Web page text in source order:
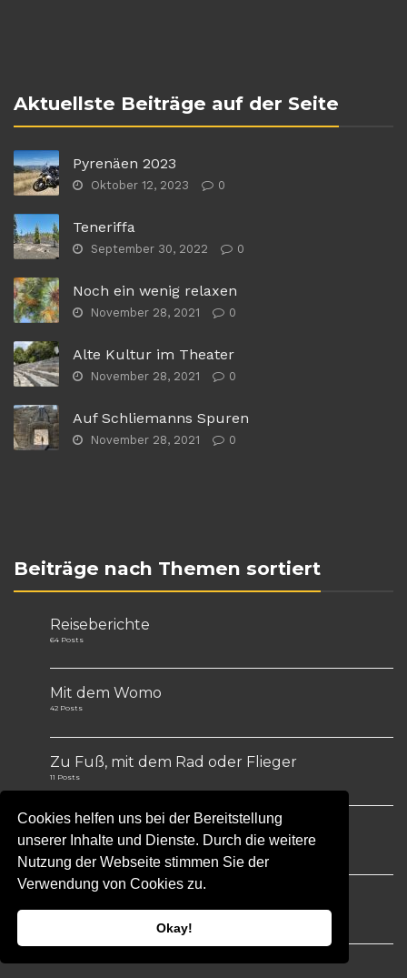
Cookies helfen uns bei der Bereitstellung
unserer Inhalte und Dienste. Durch die weitere
Nutzung der Webseite stimmen Sie der
Verwendung von Cookies zu.
Okay!
Aktuellste Beiträge auf der Seite
Pyrenäen 2023
Oktober 12, 2023 0
Teneriffa
September 30, 2022 0
Noch ein wenig relaxen
November 28, 2021 0
Alte Kultur im Theater
November 28, 2021 0
Auf Schliemanns Spuren
November 28, 2021 0
Beiträge nach Themen sortiert
Reiseberichte
64 Posts
Mit dem Womo
42 Posts
Zu Fuß, mit dem Rad oder Flieger
11 Posts
Bastelprojekte
5 Posts